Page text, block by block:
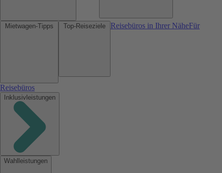
Reisebüros in Ihrer NäheFür
Reisebüros
Inklusivleistungen
Wahlleistungen